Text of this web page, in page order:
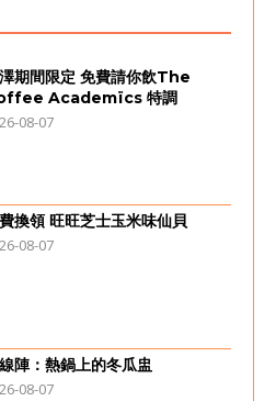
期間限定 免費請你飲The
Academïcs 特調
08-07
換領 旺旺芝士玉米味仙貝
08-07
陣：熱鍋上的冬瓜盅
08-07